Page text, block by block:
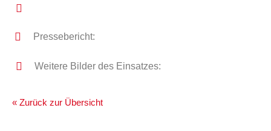
Pressebericht:
Weitere Bilder des Einsatzes:
« Zurück zur Übersicht